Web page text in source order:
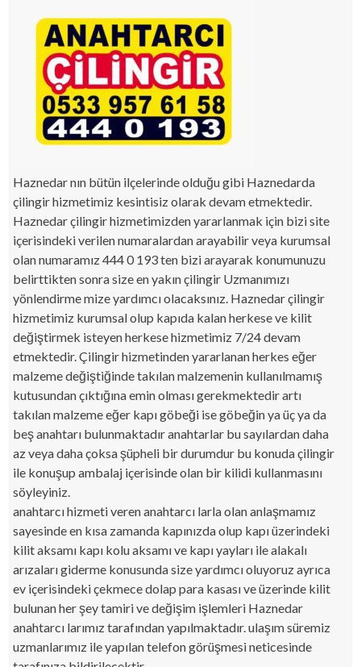
Haznedar nın bütün ilçelerinde olduğu gibi Haznedarda
çilingir hizmetimiz kesintisiz olarak devam etmektedir.
Haznedar çilingir hizmetimizden yararlanmak için bizi site
içerisindeki verilen numaralardan arayabilir veya kurumsal
olan numaramız 444 0 193 ten bizi arayarak konumunuzu
belirttikten sonra size en yakın çilingir Uzmanımızı
yönlendirme mize yardımcı olacaksınız. Haznedar çilingir
hizmetimiz kurumsal olup kapıda kalan herkese ve kilit
değiştirmek isteyen herkese hizmetimiz 7/24 devam
etmektedir. Çilingir hizmetinden yararlanan herkes eğer
malzeme değiştiğinde takılan malzemenin kullanılmamış
kutusundan çıktığına emin olması gerekmektedir artı
takılan malzeme eğer kapı göbeği ise göbeğin ya üç ya da
beş anahtarı bulunmaktadır anahtarlar bu sayılardan daha
az veya daha çoksa şüpheli bir durumdur bu konuda çilingir
ile konuşup ambalaj içerisinde olan bir kilidi kullanmasını
söyleyiniz.
anahtarcı hizmeti veren anahtarcı larla olan anlaşmamız
sayesinde en kısa zamanda kapınızda olup kapı üzerindeki
kilit aksamı kapı kolu aksamı ve kapı yayları ile alakalı
arızaları giderme konusunda size yardımcı oluyoruz ayrıca
ev içerisindeki çekmece dolap para kasası ve üzerinde kilit
bulunan her şey tamiri ve değişim işlemleri Haznedar
anahtarcı larımız tarafından yapılmaktadır. ulaşım süremiz
uzmanlarımız ile yapılan telefon görüşmesi neticesinde